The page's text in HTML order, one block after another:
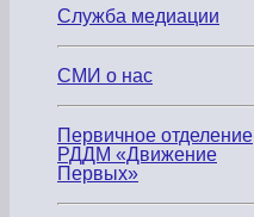
Служба медиации
СМИ о нас
Первичное отделение
РДДМ «Движение
Первых»